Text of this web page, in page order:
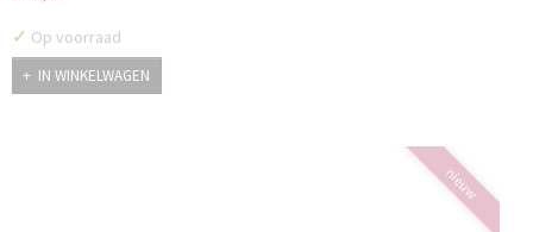
✓ Op voorraad
IN WINKELWAGEN
nieuw